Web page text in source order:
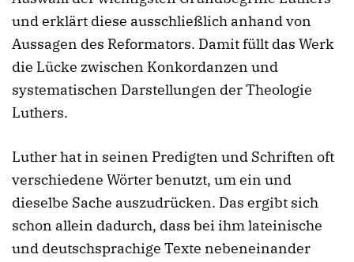
und erklärt diese ausschließlich anhand von
Aussagen des Reformators. Damit füllt das Werk
die Lücke zwischen Konkordanzen und
systematischen Darstellungen der Theologie
Luthers.
Luther hat in seinen Predigten und Schriften oft
verschiedene Wörter benutzt, um ein und
dieselbe Sache auszudrücken. Das ergibt sich
schon allein dadurch, dass bei ihm lateinische
und deutschsprachige Texte nebeneinander